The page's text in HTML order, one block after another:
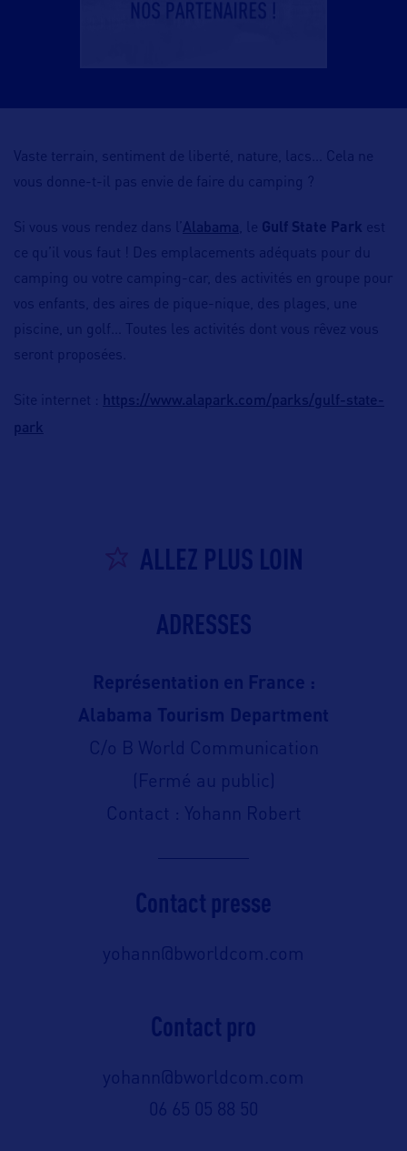
Vaste terrain, sentiment de liberté, nature, lacs… Cela ne
vous donne-t-il pas envie de faire du camping ?
Si vous vous rendez dans l’ Alabama , le Gulf State Park est
ce qu’il vous faut ! Des emplacements adéquats pour du
camping ou votre camping-car, des activités en groupe pour
vos enfants, des aires de pique-nique, des plages, une
piscine, un golf… Toutes les activités dont vous rêvez vous
seront proposées.
Site internet : https://www.alapark.com/parks/gulf-state-
park
ALLEZ PLUS LOIN
ADRESSES
Représentation en France :
Alabama Tourism Department
C/o B World Communication
(Fermé au public)
Contact : Yohann Robert
Contact presse
yohann@bworldcom.com
Contact pro
yohann@bworldcom.com
06 65 05 88 50